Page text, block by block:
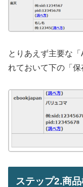
とりあえず主要な
れておいて下の「保
ステップ2.商